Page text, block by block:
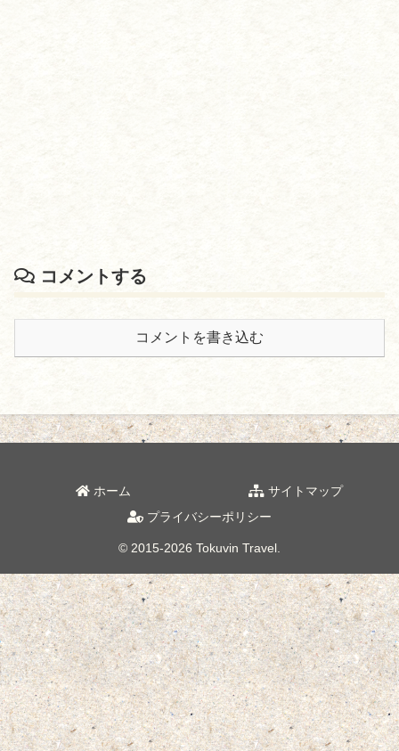
コメントする
コメントを書き込む
ホーム
サイトマップ
プライバシーポリシー
© 2015-2026 Tokuvin Travel.